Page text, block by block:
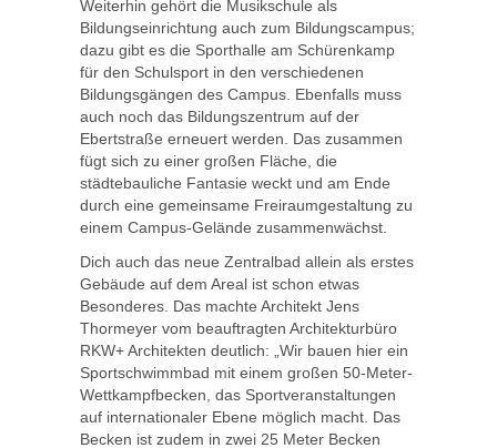
Weiterhin gehört die Musikschule als
Bildungseinrichtung auch zum Bildungscampus;
dazu gibt es die Sporthalle am Schürenkamp
für den Schulsport in den verschiedenen
Bildungsgängen des Campus. Ebenfalls muss
auch noch das Bildungszentrum auf der
Ebertstraße erneuert werden. Das zusammen
fügt sich zu einer großen Fläche, die
städtebauliche Fantasie weckt und am Ende
durch eine gemeinsame Freiraumgestaltung zu
einem Campus-Gelände zusammenwächst.
Dich auch das neue Zentralbad allein als erstes
Gebäude auf dem Areal ist schon etwas
Besonderes. Das machte Architekt Jens
Thormeyer vom beauftragten Architekturbüro
RKW+ Architekten deutlich: „Wir bauen hier ein
Sportschwimmbad mit einem großen 50-Meter-
Wettkampfbecken, das Sportveranstaltungen
auf internationaler Ebene möglich macht. Das
Becken ist zudem in zwei 25 Meter Becken